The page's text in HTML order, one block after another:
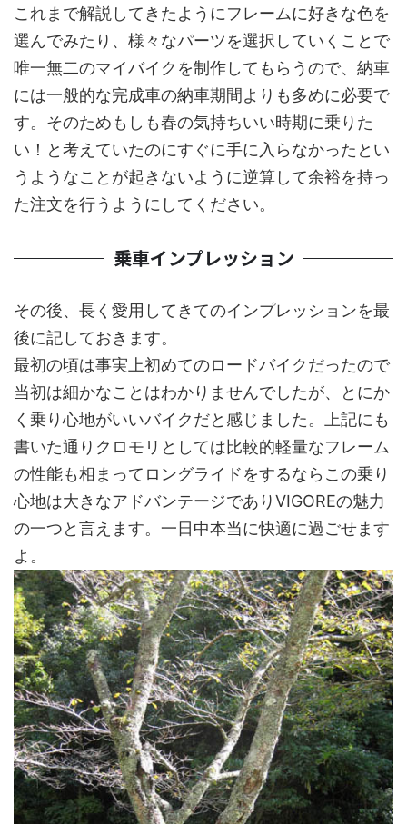
これまで解説してきたようにフレームに好きな色を
選んでみたり、様々なパーツを選択していくことで
唯一無二のマイバイクを制作してもらうので、納車
には一般的な完成車の納車期間よりも多めに必要で
す。そのためもしも春の気持ちいい時期に乗りた
い！と考えていたのにすぐに手に入らなかったとい
うようなことが起きないように逆算して余裕を持っ
た注文を行うようにしてください。
乗車インプレッション
その後、長く愛用してきてのインプレッションを最
後に記しておきます。
最初の頃は事実上初めてのロードバイクだったので
当初は細かなことはわかりませんでしたが、とにか
く乗り心地がいいバイクだと感じました。上記にも
書いた通りクロモリとしては比較的軽量なフレーム
の性能も相まってロングライドをするならこの乗り
心地は大きなアドバンテージでありVIGOREの魅力
の一つと言えます。一日中本当に快適に過ごせます
よ。